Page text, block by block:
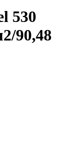
530
90,48